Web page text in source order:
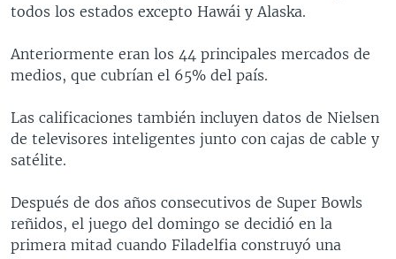
todos los estados excepto Hawái y Alaska.
Anteriormente eran los 44 principales mercados de
medios, que cubrían el 65% del país.
Las calificaciones también incluyen datos de Nielsen
de televisores inteligentes junto con cajas de cable y
satélite.
Después de dos años consecutivos de Super Bowls
reñidos, el juego del domingo se decidió en la
primera mitad cuando Filadelfia construyó una